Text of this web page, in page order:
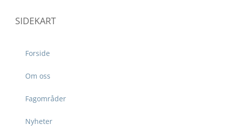
SIDEKART
Forside
Om oss
Fagområder
Nyheter